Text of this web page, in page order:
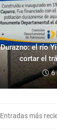
Durazno: el río
cortar el
6
Entradas más